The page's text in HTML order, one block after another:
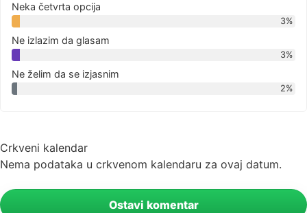
Neka četvrta opcija
3%
Ne izlazim da glasam
3%
Ne želim da se izjasnim
2%
Crkveni kalendar
Nema podataka u crkvenom kalendaru za ovaj datum.
Ostavi komentar